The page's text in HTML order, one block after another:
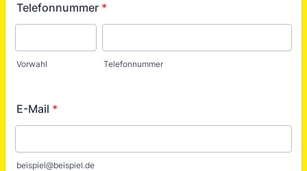
Telefonnummer *
Vorwahl Telefonnummer
E-Mail *
beispiel@beispiel.de